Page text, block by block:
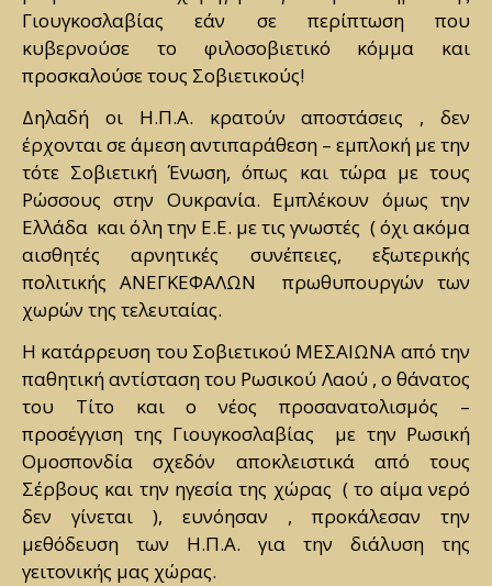
Γιουγκοσλαβίας εάν σε περίπτωση που
κυβερνούσε το φιλοσοβιετικό κόμμα και
προσκαλούσε τους Σοβιετικούς!
Δηλαδή οι Η.Π.Α. κρατούν αποστάσεις , δεν
έρχονται σε άμεση αντιπαράθεση – εμπλοκή με την
τότε Σοβιετική Ένωση, όπως και τώρα με τους
Ρώσσους στην Ουκρανία. Εμπλέκουν όμως την
Ελλάδα και όλη την Ε.Ε. με τις γνωστές ( όχι ακόμα
αισθητές αρνητικές συνέπειες, εξωτερικής
πολιτικής ΑΝΕΓΚΕΦΑΛΩΝ πρωθυπουργών των
χωρών της τελευταίας.
Η κατάρρευση του Σοβιετικού ΜΕΣΑΙΩΝΑ από την
παθητική αντίσταση του Ρωσικού Λαού , ο θάνατος
του Τίτο και ο νέος προσανατολισμός –
προσέγγιση της Γιουγκοσλαβίας με την Ρωσική
Ομοσπονδία σχεδόν αποκλειστικά από τους
Σέρβους και την ηγεσία της χώρας ( το αίμα νερό
δεν γίνεται ), ευνόησαν , προκάλεσαν την
μεθόδευση των Η.Π.Α. για την διάλυση της
γειτονικής μας χώρας.